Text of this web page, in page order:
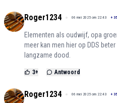
Roger1234 06 mei 2025 om 22:43 +
Elementen als oudwijf, opa
meer kan men hier op DDS
langzame dood.
3+ Antwoord
Roger1234 06 mei 2025 om 22:43 +